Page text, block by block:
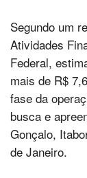
Segundo um
Atividades
Federal,
mais de R$
fase da
busca e
Gonçalo,
de Janeiro.